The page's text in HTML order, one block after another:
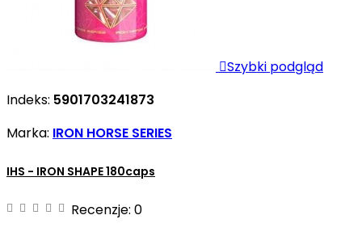
Szybki podgląd
Indeks: 5901703241873
Marka: IRON HORSE SERIES
IHS - IRON SHAPE 180caps
Recenzje: 0